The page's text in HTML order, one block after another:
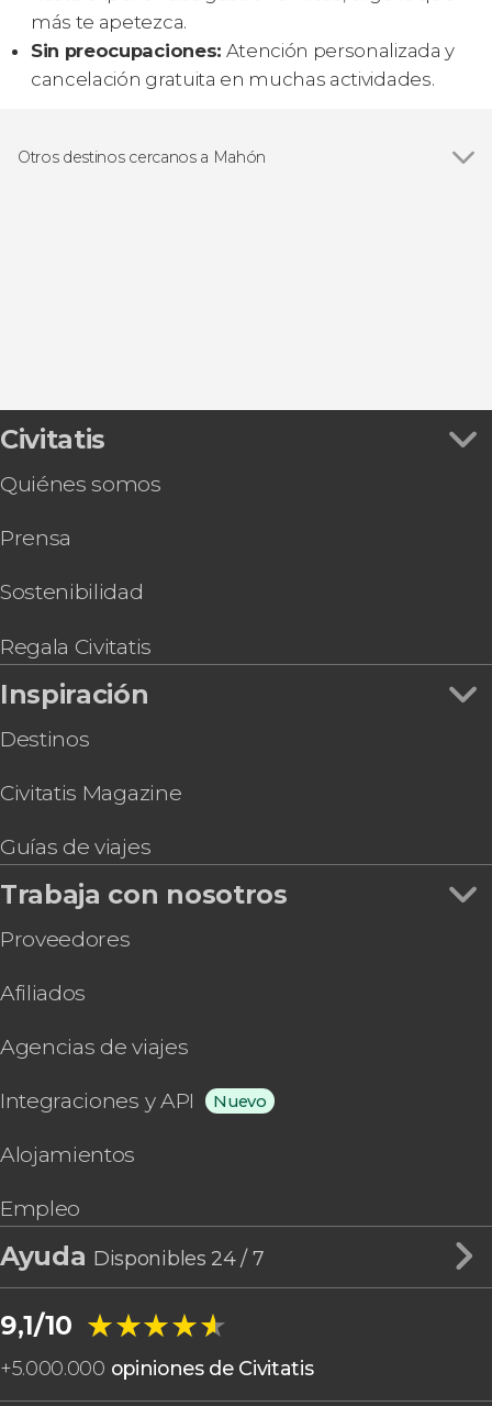
más te apetezca.
Sin preocupaciones: Atención personalizada y
cancelación gratuita en muchas actividades.
Otros destinos cercanos a Mahón
Civitatis
Quiénes somos
Prensa
Sostenibilidad
Regala Civitatis
Inspiración
Destinos
Civitatis Magazine
Guías de viajes
Trabaja con nosotros
Proveedores
Afiliados
Agencias de viajes
Integraciones y API Nuevo
Alojamientos
Empleo
Ayuda Disponibles 24 / 7
9,1/10 ★★★★★
★★★★★
+5.000.000 opiniones de Civitatis